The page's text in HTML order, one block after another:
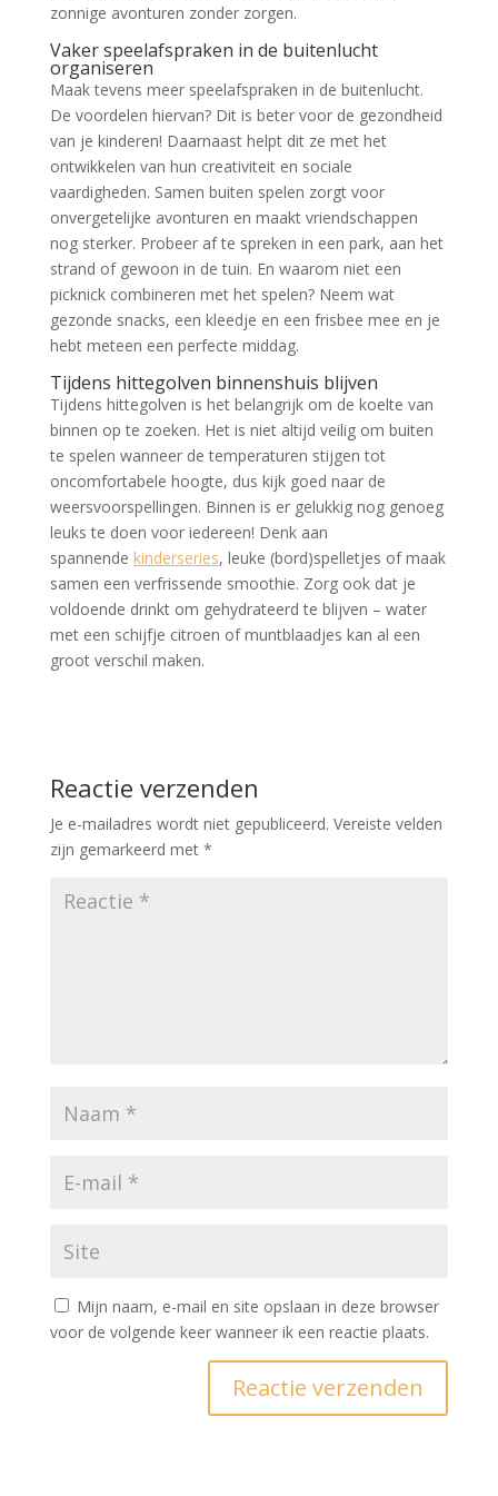
zonnige avonturen zonder zorgen.
Vaker speelafspraken in de buitenlucht
organiseren
Maak tevens meer speelafspraken in de buitenlucht.
De voordelen hiervan? Dit is beter voor de gezondheid
van je kinderen! Daarnaast helpt dit ze met het
ontwikkelen van hun creativiteit en sociale
vaardigheden. Samen buiten spelen zorgt voor
onvergetelijke avonturen en maakt vriendschappen
nog sterker. Probeer af te spreken in een park, aan het
strand of gewoon in de tuin. En waarom niet een
picknick combineren met het spelen? Neem wat
gezonde snacks, een kleedje en een frisbee mee en je
hebt meteen een perfecte middag.
Tijdens hittegolven binnenshuis blijven
Tijdens hittegolven is het belangrijk om de koelte van
binnen op te zoeken. Het is niet altijd veilig om buiten
te spelen wanneer de temperaturen stijgen tot
oncomfortabele hoogte, dus kijk goed naar de
weersvoorspellingen. Binnen is er gelukkig nog genoeg
leuks te doen voor iedereen! Denk aan
spannende kinderseries, leuke (bord)spelletjes of maak
samen een verfrissende smoothie. Zorg ook dat je
voldoende drinkt om gehydrateerd te blijven – water
met een schijfje citroen of muntblaadjes kan al een
groot verschil maken.
Reactie verzenden
Je e-mailadres wordt niet gepubliceerd. Vereiste velden
zijn gemarkeerd met *
Mijn naam, e-mail en site opslaan in deze browser
voor de volgende keer wanneer ik een reactie plaats.